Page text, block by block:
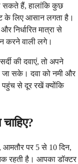
सकते हैं, हालांकि कुछ
के लिए आसान लगता है।
निर्धारित मात्रा से
करने वाली लगे।
की दवाएं, तो अपने
जा सके। दवा को नमी और
पहुंच से दूर रखें क्योंकि
पर 5 से 10 दिन,
रहती है। आपका डॉक्टर